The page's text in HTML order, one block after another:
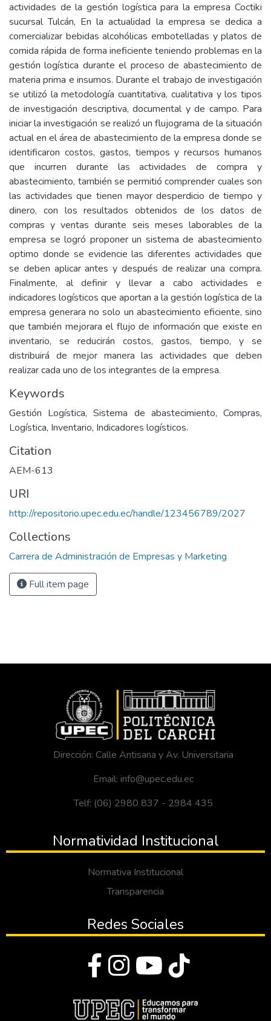
actividades de la gestión logística para la empresa Coctiki
sucursal Tulcán, En la actualidad la empresa se dedica a
comercializar bebidas alcohólicas embotelladas y platos de
comida rápida de forma ineficiente teniendo problemas en la
gestión logística durante el proceso de abastecimiento de
materia prima e insumos. Durante el trabajo de investigación
se utilizó la metodología cuantitativa, cualitativa y los tipos
de investigación descriptiva, documental y de campo. Para
iniciar la investigación se realizó un flujograma de la situación
actual en el área de abastecimiento de la empresa donde se
identificaron costos, gastos, tiempos y recursos humanos
que incurren durante las actividades de compra y
abastecimiento, también se permitió comprender cuales son
las actividades que tienen mayor desperdicio de tiempo y
dinero, con los resultados obtenidos de los datos de
compras y ventas durante seis meses laborables de la
empresa se logró proponer un sistema de abastecimiento
optimo donde se evidencie las diferentes actividades que
se deben aplicar antes y después de realizar una compra.
Finalmente, al definir y llevar a cabo actividades e
indicadores logísticos que aportan a la gestión logística de la
empresa generara no solo un abastecimiento eficiente, sino
que también mejorara el flujo de información que existe en
inventario, se reducirán costos, gastos, tiempo, y se
distribuirá de mejor manera las actividades que deben
realizar cada uno de los integrantes de la empresa.
Keywords
Gestión Logística, Sistema de abastecimiento, Compras,
Logística, Inventario, Indicadores logísticos.
Citation
AEM-613
URI
http://repositorio.upec.edu.ec/handle/123456789/2027
Collections
Carrera de Administración de Empresas y Marketing
Full item page
Dirección: Calle Antisana y Av. Universitaria
Email: info@upec.edu.ec
Telf: (06) 2980 837 - 2984 435
Normatividad Institucional
Normativa Institucional
Transparencia
Redes Sociales